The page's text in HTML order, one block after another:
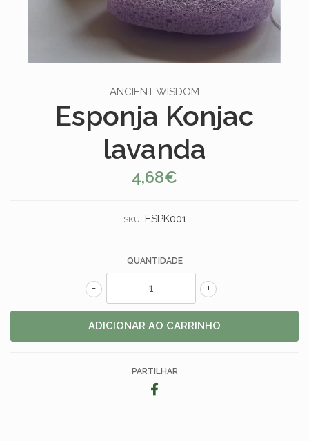
ANCIENT WISDOM
Esponja Konjac
lavanda
4,68€
SKU: ESPK001
QUANTIDADE
+
-
PARTILHAR